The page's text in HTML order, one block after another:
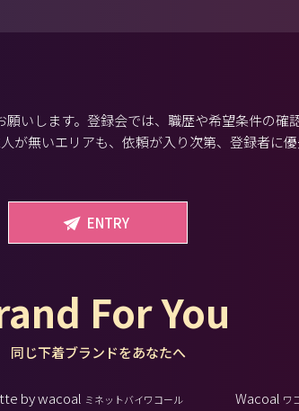
いします。登録会では、職歴や希望条件の確
が無いエリアも、依頼が入り次第、登録者に
ENTRY
For You
同じ下着ブランドをあなたへ
by wacoal ミネットバイワコール Wacoal ワ